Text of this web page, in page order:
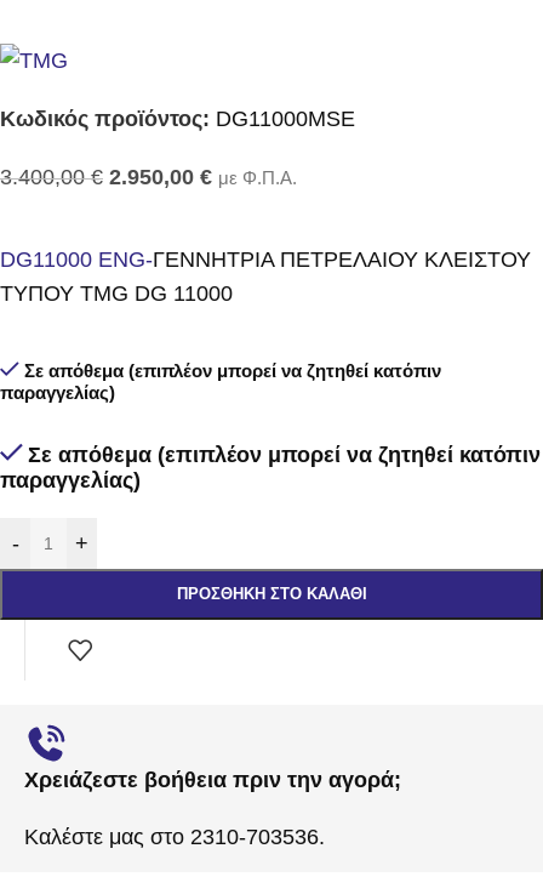
Κωδικός προϊόντος: DG11000MSE
3.400,00€ 2.950,00 € με Φ.Π.Α.
DG11000 ENG-ΓΕΝΝΗΤΡΙΑ ΠΕΤΡΕΛΑΙΟΥ ΚΛΕΙΣΤΟΥ
ΤΥΠΟΥ TMG DG 11000
Σε απόθεμα (επιπλέον μπορεί να ζητηθεί κατόπιν
παραγγελίας)
Σε απόθεμα (επιπλέον μπορεί να ζητηθεί κατόπιν
παραγγελίας)
- +
ΠΡΟΣΘΉΚΗ ΣΤΟ ΚΑΛΆΘΙ
Χρειάζεστε βοήθεια πριν την αγορά;
Καλέστε μας στο 2310-703536.